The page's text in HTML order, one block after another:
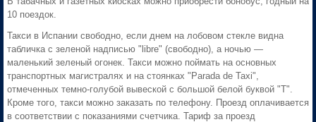
10 поездок.
Такси в Испании свободно, если днем на лобовом стекле видна
табличка с зеленой надписью "libre" (свободно), а ночью —
маленький зеленый огонек. Такси можно поймать на основных
транспортных магистралях и на стоянках "Parada de Taxi",
отмеченных темно-голубой вывеской с большой белой буквой "Т".
Кроме того, такси можно заказать по телефону. Проезд оплачивается
в соответствии с показаниями счетчика. Тариф за проезд